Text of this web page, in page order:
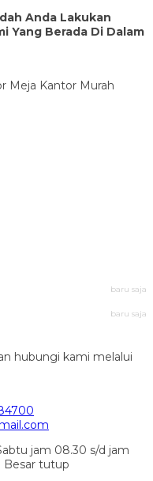
Anda Lakukan
Yang Berada Di Dalam
Meja Kantor Murah
baru saja
baru saja
hubungi kami melalui
jam 08.30 s/d jam
Besar tutup